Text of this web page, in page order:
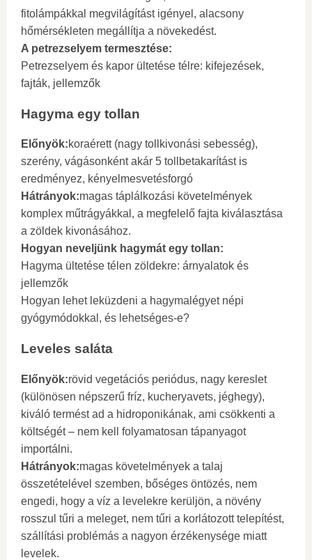
fitolámpákkal megvilágítást igényel, alacsony
hőmérsékleten megállítja a növekedést.
A petrezselyem termesztése:
Petrezselyem és kapor ültetése télre: kifejezések,
fajták, jellemzők
Hagyma egy tollan
Előnyök:koraérett (nagy tollkivonási sebesség),
szerény, vágásonként akár 5 tollbetakarítást is
eredményez, kényelmesvetésforgó
Hátrányok:magas táplálkozási követelmények
komplex műtrágyákkal, a megfelelő fajta kiválasztása
a zöldek kivonásához.
Hogyan neveljünk hagymát egy tollan:
Hagyma ültetése télen zöldekre: árnyalatok és
jellemzők
Hogyan lehet leküzdeni a hagymalégyet népi
gyógymódokkal, és lehetséges-e?
Leveles saláta
Előnyök:rövid vegetációs periódus, nagy kereslet
(különösen népszerű fríz, kucheryavets, jéghegy),
kiváló termést ad a hidroponikának, ami csökkenti a
költségét – nem kell folyamatosan tápanyagot
importálni.
Hátrányok:magas követelmények a talaj
összetételével szemben, bőséges öntözés, nem
engedi, hogy a víz a levelekre kerüljön, a növény
rosszul tűri a meleget, nem tűri a korlátozott telepítést,
szállítási problémás a nagyon érzékenysége miatt
levelek.